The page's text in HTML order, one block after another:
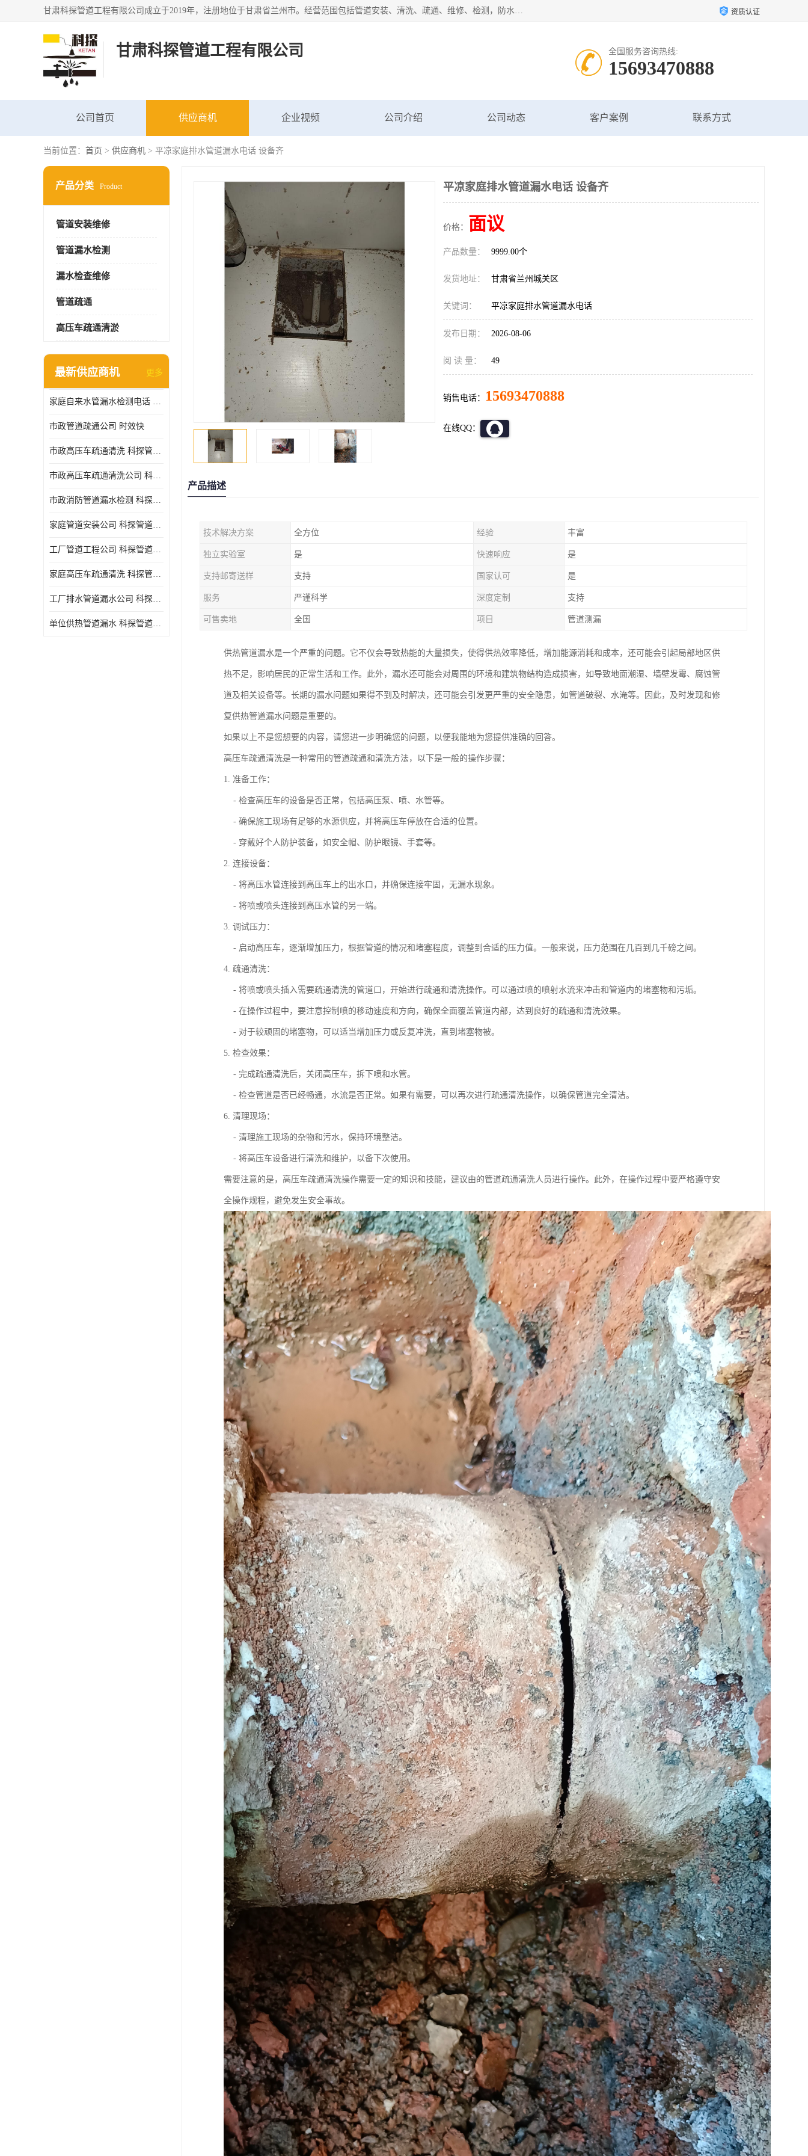
甘肃科探管道工程有限公司成立于2019年，注册地位于甘肃省兰州市。经营范围包括管道安装、清洗、疏通、维修、检测，防水工程，工程钻孔，化粪池清理，暖气安装，给排水管道安装维修，室内外管道如消防、供水、供热管道漏水检测定位，室内外防水堵漏等。 资质认证
甘肃科探管道工程有限公司 全国服务咨询热线:
15693470888
公司首页 供应商机 企业视频 公司介绍 公司动态 客户案例 联系方式
当前位置： 首页 > 供应商机 > 平凉家庭排水管道漏水电话 设备齐
产品分类 Product
管道安装维修
管道漏水检测
漏水检查维修
管道疏通
高压车疏通清淤
最新供应商机 更多
家庭自来水管漏水检测电话 服务周到
市政管道疏通公司 时效快
市政高压车疏通清洗 科探管道工程 设备齐
市政高压车疏通清洗公司 科探管道工程 经验丰富
市政消防管道漏水检测 科探管道工程 快速上门
家庭管道安装公司 科探管道工程 团队服务
工厂管道工程公司 科探管道工程 时效快
家庭高压车疏通清洗 科探管道工程 服务周到
工厂排水管道漏水公司 科探管道工程 快速上门
单位供热管道漏水 科探管道工程 设备齐
平凉家庭排水管道漏水电话 设备齐
价格： 面议
产品数量： 9999.00个
发货地址： 甘肃省兰州城关区
关键词： 平凉家庭排水管道漏水电话
发布日期： 2026-08-06
阅 读 量： 49
销售电话： 15693470888
在线QQ：
产品描述
技术解决方案 全方位 经验 丰富
独立实验室 是 快速响应 是
支持邮寄送样 支持 国家认可 是
服务 严谨科学 深度定制 支持
可售卖地 全国 项目 管道测漏
供热管道漏水是一个严重的问题。它不仅会导致热能的大量损失，使得供热效率降低，增加能源消耗和成本，还可能会引起局部地区供
热不足，影响居民的正常生活和工作。此外，漏水还可能会对周围的环境和建筑物结构造成损害，如导致地面潮湿、墙壁发霉、腐蚀管
道及相关设备等。长期的漏水问题如果得不到及时解决，还可能会引发更严重的安全隐患，如管道破裂、水淹等。因此，及时发现和修
复供热管道漏水问题是重要的。
如果以上不是您想要的内容，请您进一步明确您的问题，以便我能地为您提供准确的回答。
高压车疏通清洗是一种常用的管道疏通和清洗方法，以下是一般的操作步骤：
1. 准备工作：
- 检查高压车的设备是否正常，包括高压泵、喷、水管等。
- 确保施工现场有足够的水源供应，并将高压车停放在合适的位置。
- 穿戴好个人防护装备，如安全帽、防护眼镜、手套等。
2. 连接设备：
- 将高压水管连接到高压车上的出水口，并确保连接牢固，无漏水现象。
- 将喷或喷头连接到高压水管的另一端。
3. 调试压力：
- 启动高压车，逐渐增加压力，根据管道的情况和堵塞程度，调整到合适的压力值。一般来说，压力范围在几百到几千磅之间。
4. 疏通清洗：
- 将喷或喷头插入需要疏通清洗的管道口，开始进行疏通和清洗操作。可以通过喷的喷射水流来冲击和管道内的堵塞物和污垢。
- 在操作过程中，要注意控制喷的移动速度和方向，确保全面覆盖管道内部，达到良好的疏通和清洗效果。
- 对于较顽固的堵塞物，可以适当增加压力或反复冲洗，直到堵塞物被。
5. 检查效果：
- 完成疏通清洗后，关闭高压车，拆下喷和水管。
- 检查管道是否已经畅通，水流是否正常。如果有需要，可以再次进行疏通清洗操作，以确保管道完全清洁。
6. 清理现场：
- 清理施工现场的杂物和污水，保持环境整洁。
- 将高压车设备进行清洗和维护，以备下次使用。
需要注意的是，高压车疏通清洗操作需要一定的知识和技能，建议由的管道疏通清洗人员进行操作。此外，在操作过程中要严格遵守安
全操作规程，避免发生安全事故。